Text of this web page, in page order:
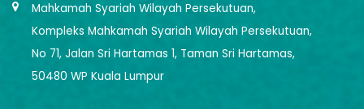
Mahkamah Syariah Wilayah Persekutuan,
Kompleks Mahkamah Syariah Wilayah Persekutuan,
No 71, Jalan Sri Hartamas 1, Taman Sri Hartamas,
50480 WP Kuala Lumpur